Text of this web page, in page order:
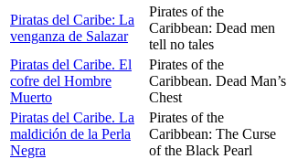
Piratas del Caribe: La
venganza de Salazar
Pirates of the
Caribbean: Dead men
tell no tales
Piratas del Caribe. El
cofre del Hombre
Muerto
Pirates of the
Caribbean. Dead Man’s
Chest
Piratas del Caribe. La
maldición de la Perla
Negra
Pirates of the
Caribbean: The Curse
of the Black Pearl